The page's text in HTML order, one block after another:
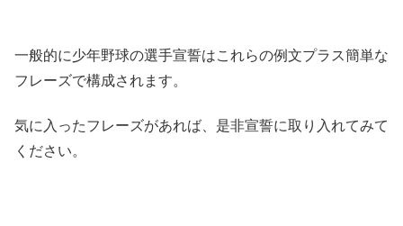
一般的に少年野球の選手宣誓はこれらの例文プラス簡単な
フレーズで構成されます。
気に入ったフレーズがあれば、是非宣誓に取り入れてみて
ください。